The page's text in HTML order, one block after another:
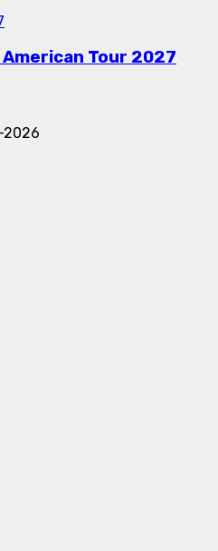
Tour 2027
2026